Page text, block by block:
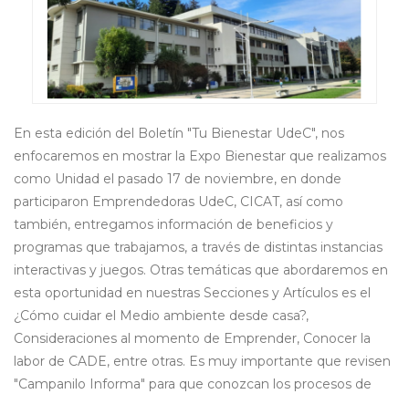
En esta edición del Boletín "Tu Bienestar UdeC", nos
enfocaremos en mostrar la Expo Bienestar que realizamos
como Unidad el pasado 17 de noviembre, en donde
participaron Emprendedoras UdeC, CICAT, así como
también, entregamos información de beneficios y
programas que trabajamos, a través de distintas instancias
interactivas y juegos. Otras temáticas que abordaremos en
esta oportunidad en nuestras Secciones y Artículos es el
¿Cómo cuidar el Medio ambiente desde casa?,
Consideraciones al momento de Emprender, Conocer la
labor de CADE, entre otras. Es muy importante que revisen
"Campanilo Informa" para que conozcan los procesos de